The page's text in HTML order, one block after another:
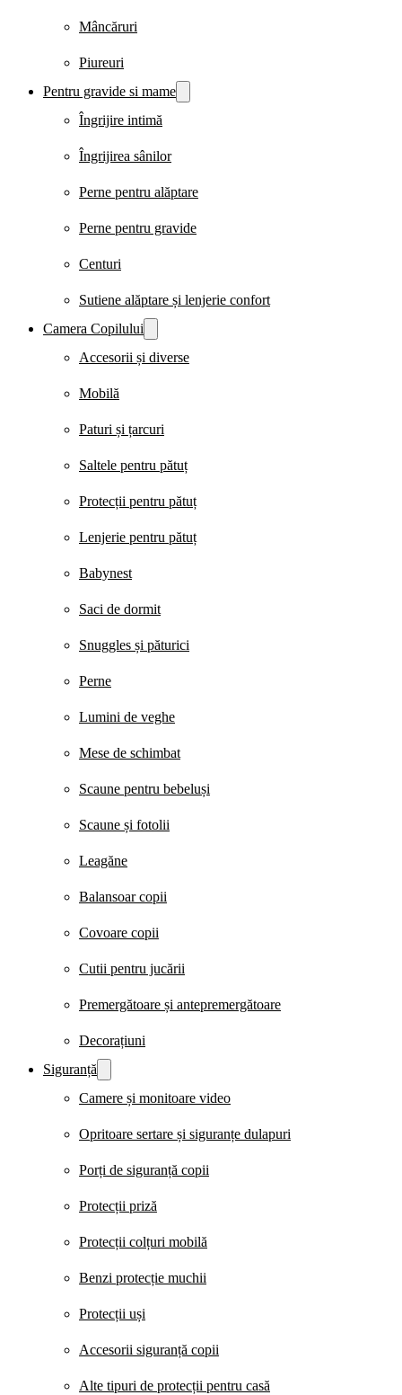
Mâncăruri
Piureuri
Pentru gravide si mame
Îngrijire intimă
Îngrijirea sânilor
Perne pentru alăptare
Perne pentru gravide
Centuri
Sutiene alăptare și lenjerie confort
Camera Copilului
Accesorii și diverse
Mobilă
Paturi și țarcuri
Saltele pentru pătuț
Protecții pentru pătuț
Lenjerie pentru pătuț
Babynest
Saci de dormit
Snuggles și păturici
Perne
Lumini de veghe
Mese de schimbat
Scaune pentru bebeluși
Scaune și fotolii
Leagăne
Balansoar copii
Covoare copii
Cutii pentru jucării
Premergătoare și antepremergătoare
Decorațiuni
Siguranță
Camere și monitoare video
Opritoare sertare și siguranțe dulapuri
Porți de siguranță copii
Protecții priză
Protecții colțuri mobilă
Benzi protecție muchii
Protecții uși
Accesorii siguranță copii
Alte tipuri de protecții pentru casă